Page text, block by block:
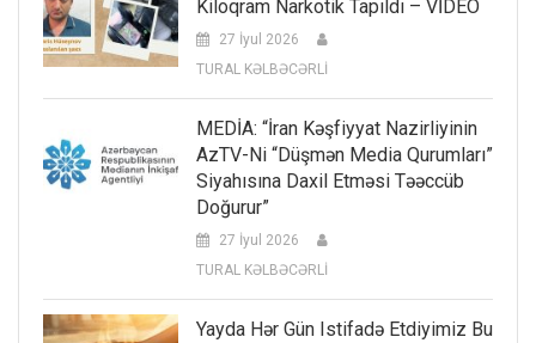
Kiloqram Narkotik Tapıldı – VİDEO
27 İyul 2026
TURAL KƏLBƏCƏRLİ
MEDİA: “İran Kəşfiyyat Nazirliyinin
AzTV-Ni “düşmən Media Qurumları”
Siyahısına Daxil Etməsi Təəccüb
Doğurur”
27 İyul 2026
TURAL KƏLBƏCƏRLİ
Yayda Hər Gün Istifadə Etdiyimiz Bu